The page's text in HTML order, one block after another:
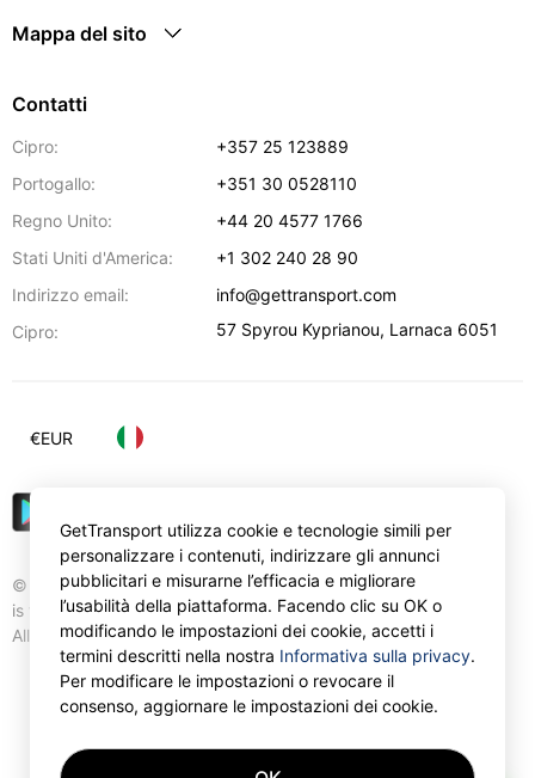
Mappa del sito
Contatti
Cipro:
+357 25 123889
Portogallo:
+351 30 0528110
Regno Unito:
+44 20 4577 1766
Stati Uniti d'America:
+1 302 240 28 90
Indirizzo email:
info@gettransport.com
Cipro:
57 Spyrou Kyprianou, Larnaca 6051
© Gettransport International Limited. GetTransport®
is trademark of Gettransport International Limited.
All rights reserved.
€EUR
GetTransport utilizza cookie e tecnologie simili per
personalizzare i contenuti, indirizzare gli annunci
pubblicitari e misurarne l’efficacia e migliorare
l’usabilità della piattaforma. Facendo clic su OK o
modificando le impostazioni dei cookie, accetti i
termini descritti nella nostra Informativa sulla privacy.
Per modificare le impostazioni o revocare il
consenso, aggiornare le impostazioni dei cookie.